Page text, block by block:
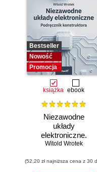
Bestseller
Nowość
Promocja
książka ebook
Niezawodne
układy
elektroniczne.
Podręcznik
Witold Wrotek
(52,20 zł najniższa cena z 30